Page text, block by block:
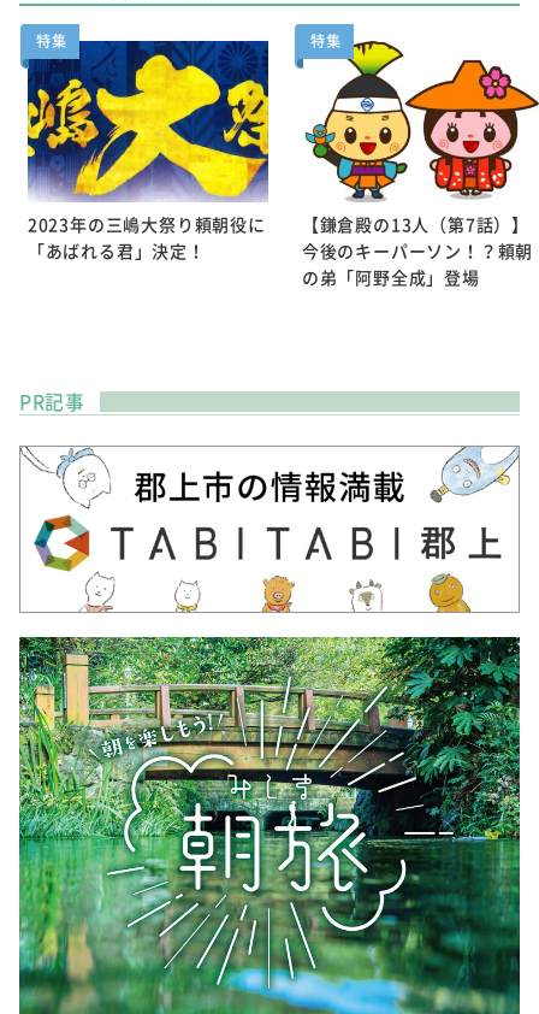
特集
2023年の三嶋大祭り頼朝役に
「あばれる君」決定！
特集
【鎌倉殿の13人（第7話）】
今後のキーパーソン！？頼朝
の弟「阿野全成」登場
PR記事